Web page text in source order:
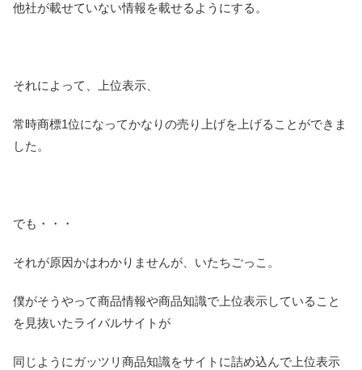
他社が載せていない情報を載せるようにする。
それによって、上位表示、
常時商標1位になってかなりの売り上げを上げることができま
した。
でも・・・
それが原因かはわかりませんが、いたちごっこ。
僕がそうやって商品情報や商品知識で上位表示していること
を見抜いたライバルサイトが
同じようにガッツリ商品知識をサイトに詰め込んで上位表示